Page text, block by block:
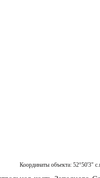
Координаты объекта: 52°50'3"